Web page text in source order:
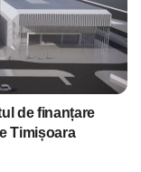
de finanțare
Timișoara